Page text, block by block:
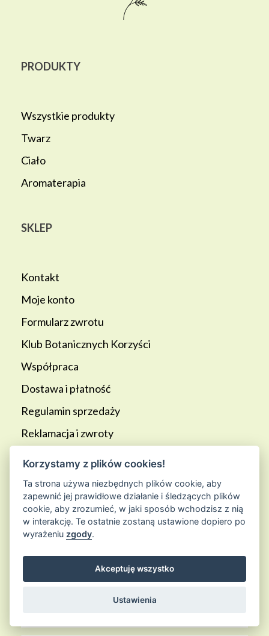
PRODUKTY
Wszystkie produkty
Twarz
Ciało
Aromaterapia
SKLEP
Kontakt
Moje konto
Formularz zwrotu
Klub Botanicznych Korzyści
Współpraca
Dostawa i płatność
Regulamin sprzedaży
Reklamacja i zwroty
Regulamin Programu lojalnościowego
Blog
Korzystamy z plików cookies!
Ta strona używa niezbędnych plików cookie, aby
zapewnić jej prawidłowe działanie i śledzących plików
cookie, aby zrozumieć, w jaki sposób wchodzisz z nią
w interakcję. Te ostatnie zostaną ustawione dopiero po
wyrażeniu zgody.
Akceptuję wszystko
Ustawienia